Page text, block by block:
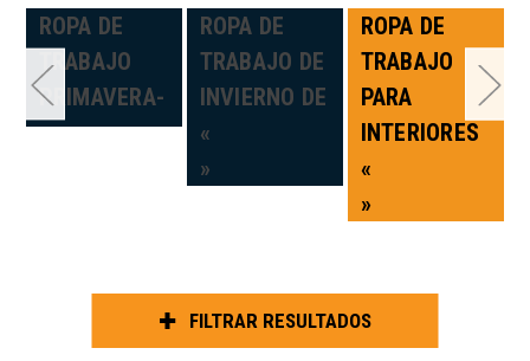
ROPA DE
TRABAJO
PRIMAVERA-
ROPA DE
TRABAJO DE
INVIERNO DE
«
»
ROPA DE
TRABAJO
PARA
INTERIORES
«
»
FILTRAR RESULTADOS